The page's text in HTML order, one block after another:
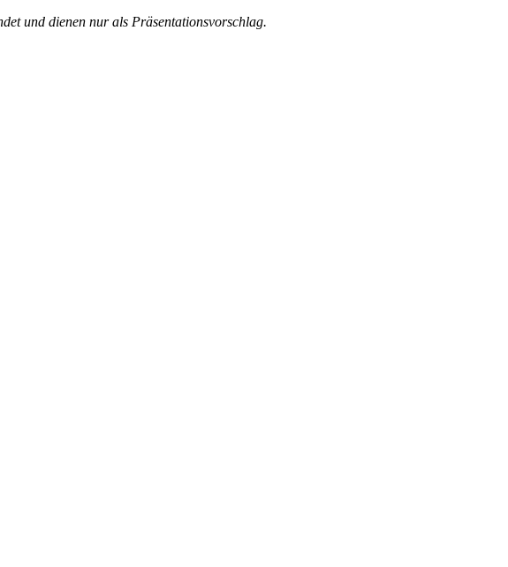
und dienen nur als Präsentationsvorschlag.